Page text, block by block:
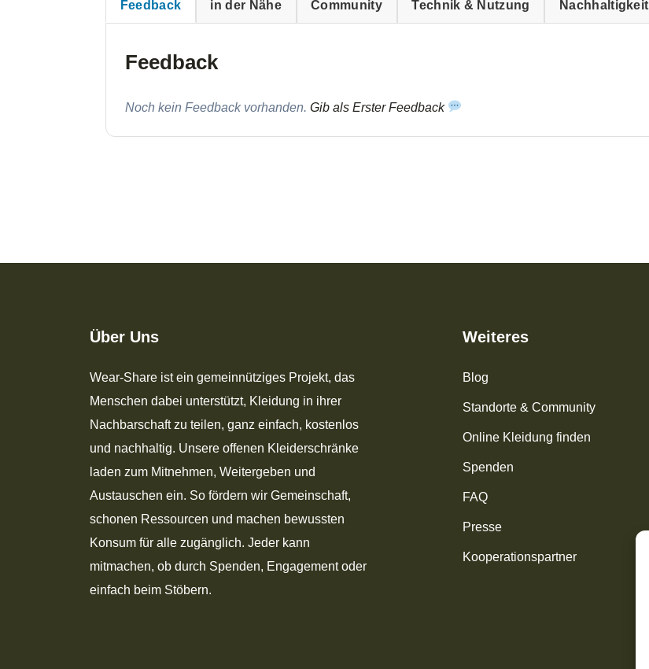
Feedback in der Nähe Community Technik & Nutzung Nachhaltigkeit
Feedback
Noch kein Feedback vorhanden. Gib als Erster Feedback
Über Uns
Wear-Share ist ein gemeinnütziges Projekt, das
Menschen dabei unterstützt, Kleidung in ihrer
Nachbarschaft zu teilen, ganz einfach, kostenlos
und nachhaltig. Unsere offenen Kleiderschränke
laden zum Mitnehmen, Weitergeben und
Austauschen ein. So fördern wir Gemeinschaft,
schonen Ressourcen und machen bewussten
Konsum für alle zugänglich. Jeder kann
mitmachen, ob durch Spenden, Engagement oder
einfach beim Stöbern.
Weiteres
Blog
Standorte & Community
Online Kleidung finden
Spenden
FAQ
Presse
Kooperationspartner